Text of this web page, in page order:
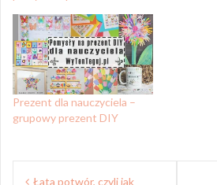
Prezent dla nauczyciela –
grupowy prezent DIY
Nawigacja
Łata potwór, czyli jak